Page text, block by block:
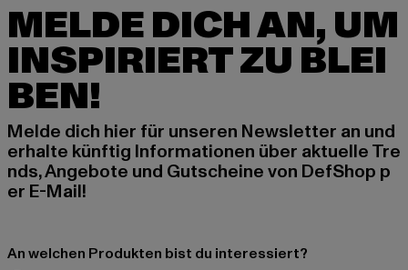
MELDE DICH AN, UM
INSPIRIERT ZU BLEI
BEN!
Melde dich hier für unseren Newsletter an und
erhalte künftig Informationen über aktuelle Tre
nds, Angebote und Gutscheine von DefShop p
er E-Mail!
An welchen Produkten bist du interessiert?